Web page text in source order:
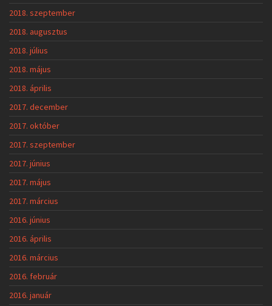
2018. szeptember
2018. augusztus
2018. július
2018. május
2018. április
2017. december
2017. október
2017. szeptember
2017. június
2017. május
2017. március
2016. június
2016. április
2016. március
2016. február
2016. január